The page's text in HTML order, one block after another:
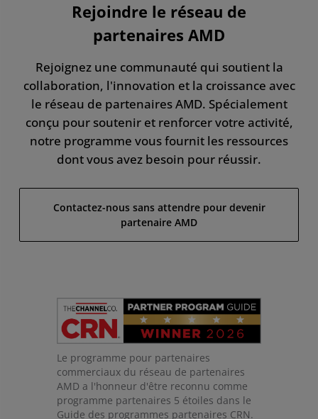
Types de partenaires
Rejoindre le réseau de
partenaires AMD
Rejoignez une communauté qui soutient la
collaboration, l'innovation et la croissance avec
le réseau de partenaires AMD. Spécialement
conçu pour soutenir et renforcer votre activité,
notre programme vous fournit les ressources
dont vous avez besoin pour réussir.
Contactez-nous sans attendre pour devenir
partenaire AMD
Le programme pour partenaires
commerciaux du réseau de partenaires
AMD a l'honneur d'être reconnu comme
programme partenaires 5 étoiles dans le
Guide des programmes partenaires CRN.